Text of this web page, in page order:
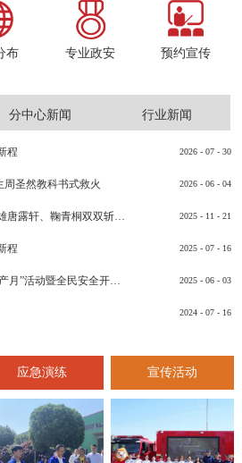
布 专业政安 预约宣传
分中心新闻 行业新闻
2026 - 07 - 30
程
2026 - 06 - 04
圣然教科书式救火
2025 - 11 - 21
荣耀加冕 实力绽放丨政安双雄唐露轩、鞠青桐双双斩获“渝消蓝盾讲师团金牌讲师”比武竞赛决赛大奖
2025 - 07 - 16
程
2025 - 06 - 03
政安消防丨助力重庆“安全生产月”活动暨全民安全开放日活动
2024 - 07 - 16
应急演练 宣传活动